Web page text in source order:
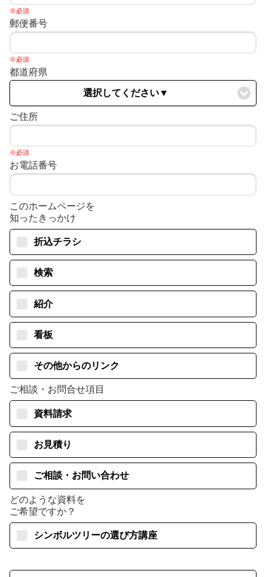
※必須
郵便番号
※必須
都道府県
選択してください▼
ご住所
※必須
お電話番号
このホームページを
知ったきっかけ
折込チラシ
検索
紹介
看板
その他からのリンク
ご相談・お問合せ項目
資料請求
お見積り
ご相談・お問い合わせ
どのような資料を
ご希望ですか？
シンボルツリーの選び方講座